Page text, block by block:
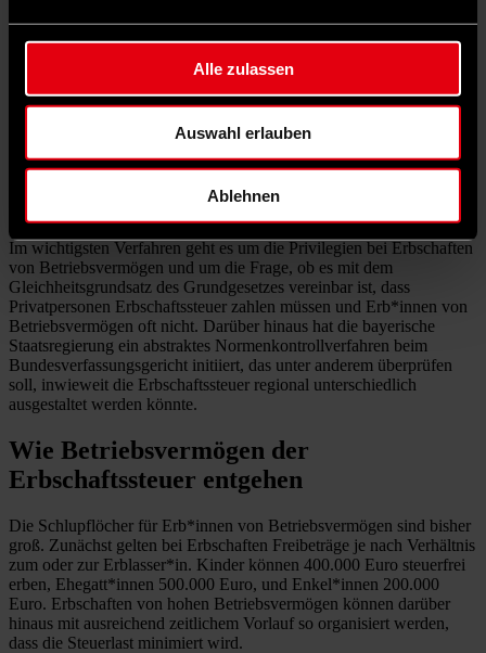
Alle zulassen
Auswahl erlauben
Ablehnen
Unternehmen Investitionen hemmt. Der Erste Parlamentarische
Mittwoch, er sei zuversichtlich, dass man in einem „Gesamtpaket“
zu einer Lösung finden könnte.
Wegweisend für eine Einigung dürfte ein Urteil des
Bundesverfassungsgerichts sein, das in diesem Jahr erwartet wird.
Schon 2006 und 2014 hatten die Karlsruher Richter*innen die
geltenden Regeln beanstandet. Sie beschäftigen sich aktuell mit
Im wichtigsten Verfahren geht es um die Privilegien bei Erbschaften
von Betriebsvermögen und um die Frage, ob es mit dem
Gleichheitsgrundsatz des Grundgesetzes vereinbar ist, dass
Privatpersonen Erbschaftssteuer zahlen müssen und Erb*innen von
Betriebsvermögen oft nicht. Darüber hinaus hat die bayerische
Staatsregierung ein abstraktes Normenkontrollverfahren beim
Bundesverfassungsgericht initiiert, das unter anderem überprüfen
soll, inwieweit die Erbschaftssteuer regional unterschiedlich
ausgestaltet werden könnte.
Wie Betriebsvermögen der
Erbschaftssteuer entgehen
Die Schlupflöcher für Erb*innen von Betriebsvermögen sind bisher
groß. Zunächst gelten bei Erbschaften Freibeträge je nach Verhältnis
zum oder zur Erblasser*in. Kinder können 400.000 Euro steuerfrei
erben, Ehegatt*innen 500.000 Euro, und Enkel*innen 200.000
Euro. Erbschaften von hohen Betriebsvermögen können darüber
hinaus mit ausreichend zeitlichem Vorlauf so organisiert werden,
dass die Steuerlast minimiert wird.